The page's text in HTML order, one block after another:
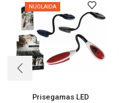
NUOLAIDA
Prisegamas LED